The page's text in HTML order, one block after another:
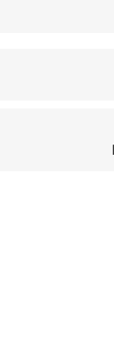
lorsqu'il s'agit
peut se
La